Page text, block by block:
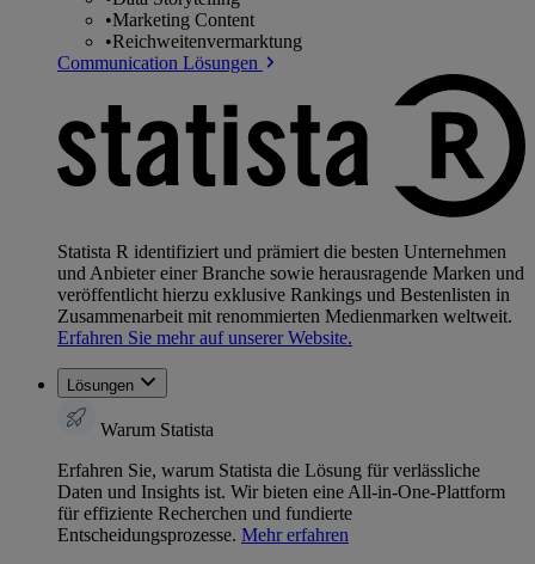
•Marketing Content
•Reichweitenvermarktung
Communication Lösungen
Statista R identifiziert und prämiert die besten Unternehmen
und Anbieter einer Branche sowie herausragende Marken und
veröffentlicht hierzu exklusive Rankings und Bestenlisten in
Zusammenarbeit mit renommierten Medienmarken weltweit.
Erfahren Sie mehr auf unserer Website.
Lösungen
Warum Statista
Erfahren Sie, warum Statista die Lösung für verlässliche
Daten und Insights ist. Wir bieten eine All-in-One-Plattform
für effiziente Recherchen und fundierte
Entscheidungsprozesse. Mehr erfahren